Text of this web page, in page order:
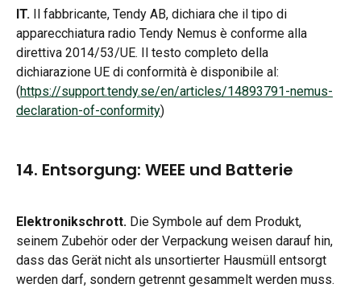
IT. Il fabbricante, Tendy AB, dichiara che il tipo di
apparecchiatura radio Tendy Nemus è conforme alla
direttiva 2014/53/UE. Il testo completo della
dichiarazione UE di conformità è disponibile al:
(https://support.tendy.se/en/articles/14893791-nemus-
declaration-of-conformity)
14. Entsorgung: WEEE und Batterie
Elektronikschrott. Die Symbole auf dem Produkt,
seinem Zubehör oder der Verpackung weisen darauf hin,
dass das Gerät nicht als unsortierter Hausmüll entsorgt
werden darf, sondern getrennt gesammelt werden muss.